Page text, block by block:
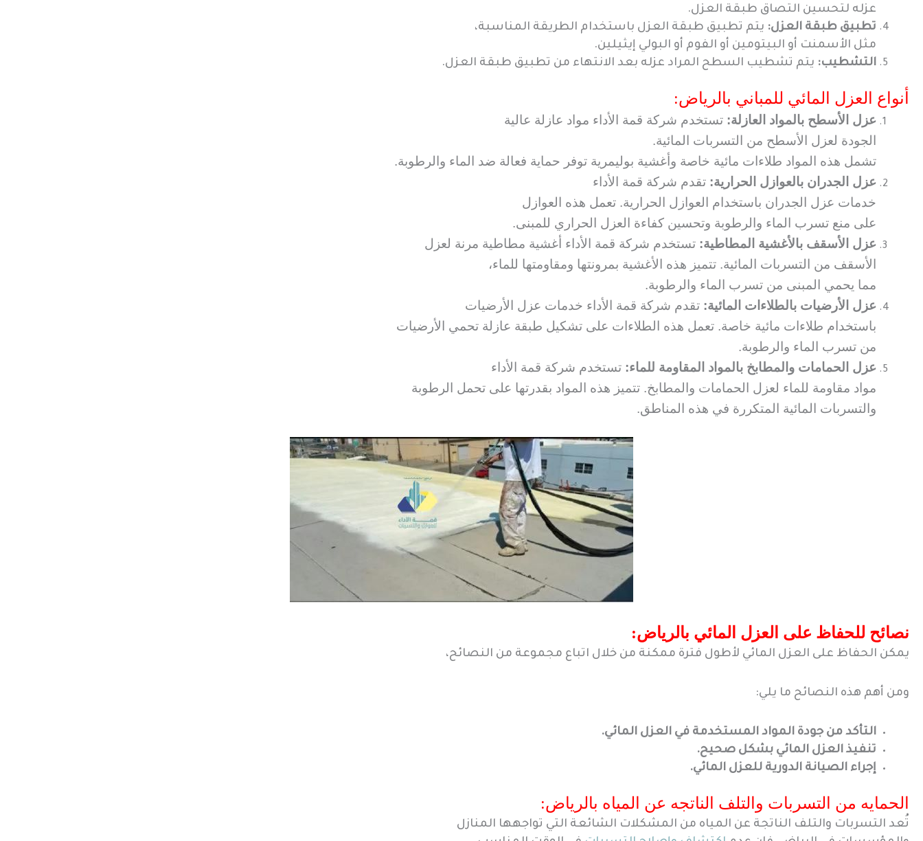
عزله لتحسين التصاق طبقة العزل.
تطبيق طبقة العزل: يتم تطبيق طبقة العزل باستخدام الطريقة المناسبة،
مثل الأسمنت أو البيتومين أو الفوم أو البولي إيثيلين.
التشطيب: يتم تشطيب السطح المراد عزله بعد الانتهاء من تطبيق طبقة العزل.
أنواع العزل المائي للمباني بالرياض:
عزل الأسطح بالمواد العازلة: تستخدم شركة قمة الأداء مواد عازلة عالية
الجودة لعزل الأسطح من التسربات المائية.
تشمل هذه المواد طلاءات مائية خاصة وأغشية بوليمرية توفر حماية فعالة ضد الماء والرطوبة.
عزل الجدران بالعوازل الحرارية: تقدم شركة قمة الأداء
خدمات عزل الجدران باستخدام العوازل الحرارية. تعمل هذه العوازل
على منع تسرب الماء والرطوبة وتحسين كفاءة العزل الحراري للمبنى.
عزل الأسقف بالأغشية المطاطية: تستخدم شركة قمة الأداء أغشية مطاطية مرنة لعزل
الأسقف من التسربات المائية. تتميز هذه الأغشية بمرونتها ومقاومتها للماء،
مما يحمي المبنى من تسرب الماء والرطوبة.
عزل الأرضيات بالطلاءات المائية: تقدم شركة قمة الأداء خدمات عزل الأرضيات
باستخدام طلاءات مائية خاصة. تعمل هذه الطلاءات على تشكيل طبقة عازلة تحمي الأرضيات
من تسرب الماء والرطوبة.
عزل الحمامات والمطابخ بالمواد المقاومة للماء: تستخدم شركة قمة الأداء
مواد مقاومة للماء لعزل الحمامات والمطابخ. تتميز هذه المواد بقدرتها على تحمل الرطوبة
والتسربات المائية المتكررة في هذه المناطق.
نصائح للحفاظ على العزل المائي بالرياض:
يمكن الحفاظ على العزل المائي لأطول فترة ممكنة من خلال اتباع مجموعة من النصائح،
ومن أهم هذه النصائح ما يلي:
التأكد من جودة المواد المستخدمة في العزل المائي.
تنفيذ العزل المائي بشكل صحيح.
إجراء الصيانة الدورية للعزل المائي.
الحمايه من التسربات والتلف الناتجه عن المياه بالرياض:
تُعد التسربات والتلف الناتجة عن المياه من المشكلات الشائعة التي تواجهها المنازل